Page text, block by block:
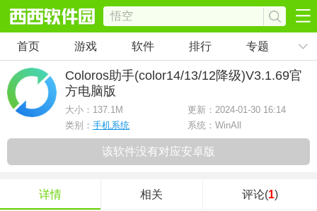
首页 游戏 软件 排行 专题
Coloros助手(color14/13/12降级)V3.1.69官
方电脑版
大小： 137.1M
更新：2024-01-30 16:14
类别： 手机系统 系统：WinAll
该软件没有对应安卓版
详情 相关 评论(1)